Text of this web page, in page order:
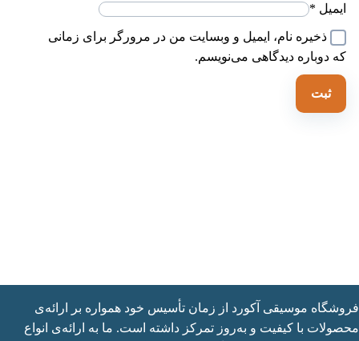
*
ذخیره نام، ایمیل و وبسایت من در مرورگر برای زمانی
دوباره دیدگاهی می‌نویسم.
موسیقی آکورد از زمان تأسیس خود همواره بر ارائه‌ی
با کیفیت و به‌روز تمرکز داشته است. ما به ارائه‌ی انواع